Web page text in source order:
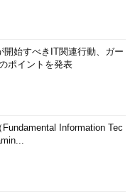
開始すべきIT関連行動、ガー
ポイントを発表
Information Tec